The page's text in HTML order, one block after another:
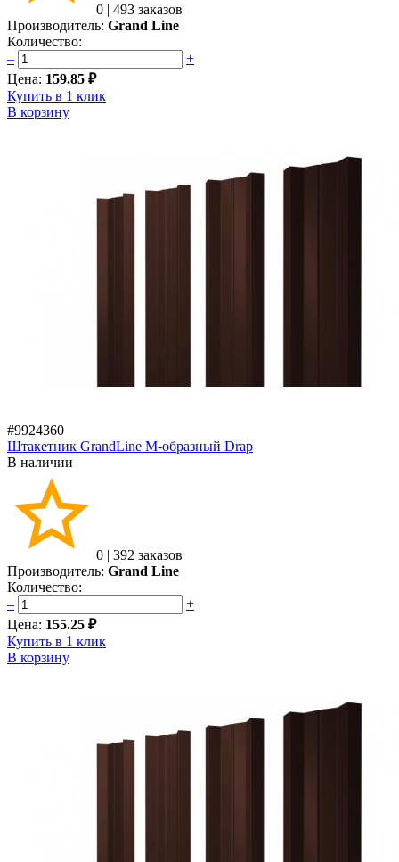
0 | 493 заказов
Производитель: Grand Line
Количество:
–
+
Цена: 159.85 ₽
Купить в 1 клик
В корзину
#9924360
Штакетник GrandLine M-образный Drap
В наличии
0 | 392 заказов
Производитель: Grand Line
Количество:
–
+
Цена: 155.25 ₽
Купить в 1 клик
В корзину